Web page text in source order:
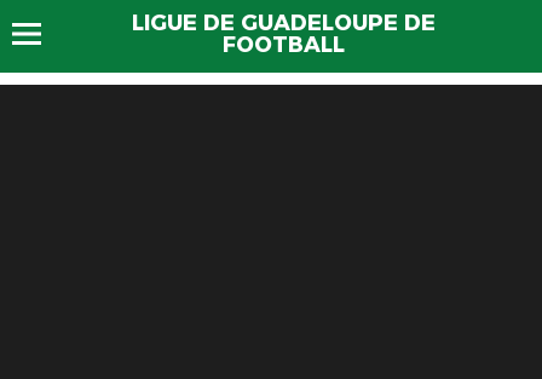
LIGUE DE GUADELOUPE DE
FOOTBALL